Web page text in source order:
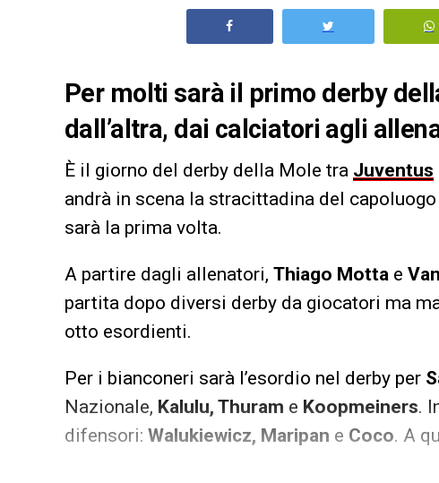
Per molti sarà il primo derby
dall’altra, dai calciatori agli
È il giorno del derby della Mole tra Juventus
andrà in scena la stracittadina del
sarà la prima volta.
A partire dagli allenatori, Thiago Motta e
partita dopo diversi derby da giocatori ma
otto esordienti.
Per i bianconeri sarà l’esordio nel derby per
Nazionale, Kalulu, Thuram e Koopmeiners.
difensori: Walukiewicz, Maripan e Coco. A